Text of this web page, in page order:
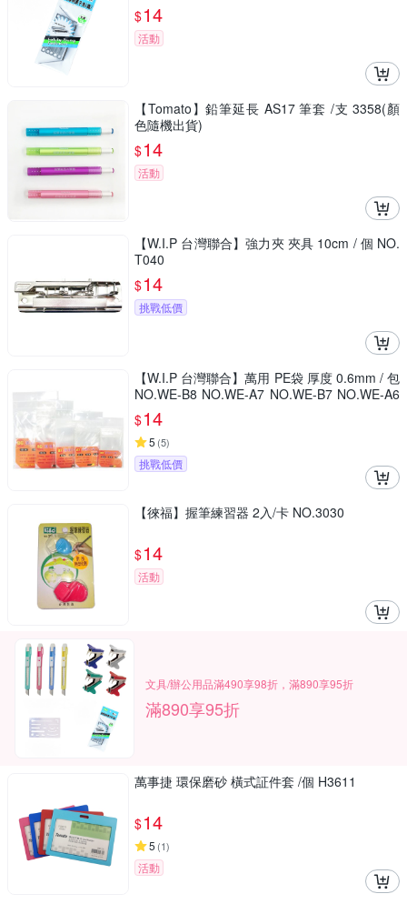
$14
活動
【Tomato】鉛筆延長 AS17 筆套 /支 3358(顏
色隨機出貨)
$14
活動
【W.I.P 台灣聯合】強力夾 夾具 10cm / 個 NO.
T040
$14
挑戰低價
【W.I.P 台灣聯合】萬用 PE袋 厚度 0.6mm / 包
NO.WE-B8 NO.WE-A7 NO.WE-B7 NO.WE-A6
NO.WE-B6
$14
5 (5)
挑戰低價
【徠福】握筆練習器 2入/卡 NO.3030
$14
活動
文具/辦公用品滿490享98折，滿890享95折
滿890享95折
萬事捷 環保磨砂 橫式証件套 /個 H3611
$14
5 (1)
活動